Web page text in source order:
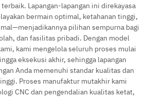
Lapangan-lapangan ini direkayasa
bermain optimal, ketahanan tinggi,
pilihan sempurna bagi
dan fasilitas pribadi. Dengan model
kami mengelola seluruh proses mulai
eksekusi akhir, sehingga lapangan
Anda memenuhi standar kualitas dan
Proses manufaktur mutakhir kami
CNC dan pengendalian kualitas ketat,